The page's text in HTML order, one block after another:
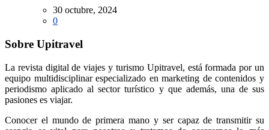
30 octubre, 2024
0
Sobre Upitravel
La revista digital de viajes y turismo Upitravel, está formada por un
equipo multidisciplinar especializado en marketing de contenidos y
periodismo aplicado al sector turístico y que además, una de sus
pasiones es viajar.
Conocer el mundo de primera mano y ser capaz de transmitir su